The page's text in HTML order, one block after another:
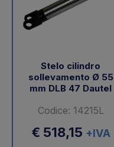
Stelo cilindro
sollevamento Ø 55
mm DLB 47 Dautel
Codice: 14215L
€ 518,15 +IVA